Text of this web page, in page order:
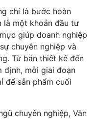
chỉ là bước hoàn
là một khoản đầu tư
giúp doanh nghiệp
chuyên nghiệp và
Từ bản thiết kế đến
định, mỗi giai đoạn
để sản phẩm cuối
chuyên nghiệp, Văn